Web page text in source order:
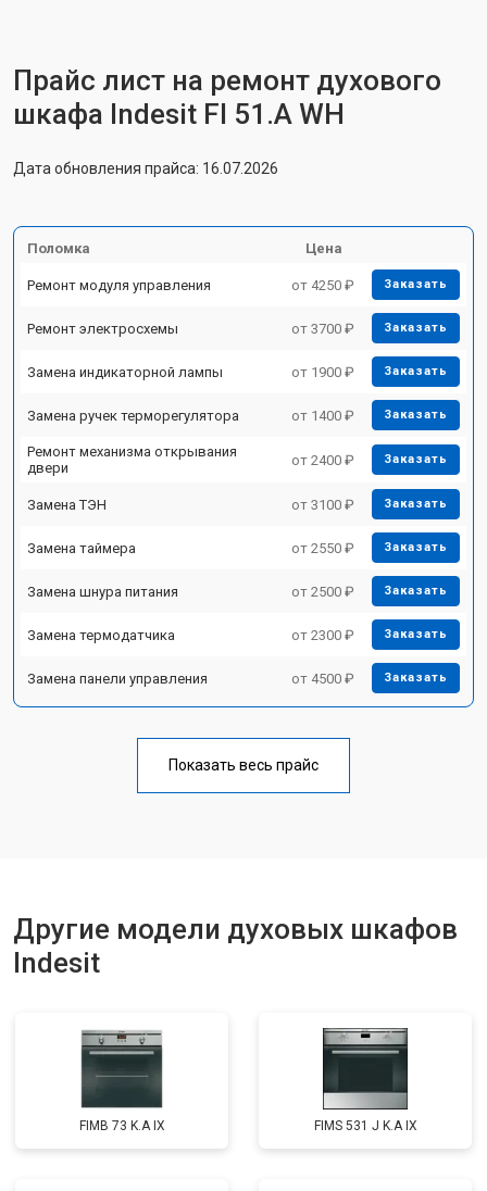
Прайс лист на ремонт духового
шкафа Indesit FI 51.A WH
Дата обновления прайса: 16.07.2026
Поломка Цена
Ремонт модуля управления от 4250 ₽ Заказать
Ремонт электросхемы от 3700 ₽ Заказать
Замена индикаторной лампы от 1900 ₽ Заказать
Замена ручек терморегулятора от 1400 ₽ Заказать
Ремонт механизма открывания
двери
от 2400 ₽ Заказать
Замена ТЭН от 3100 ₽ Заказать
Замена таймера от 2550 ₽ Заказать
Замена шнура питания от 2500 ₽ Заказать
Замена термодатчика от 2300 ₽ Заказать
Замена панели управления от 4500 ₽ Заказать
Показать весь прайс
Другие модели духовых шкафов
Indesit
FIMB 73 K.A IX FIMS 531 J K.A IX